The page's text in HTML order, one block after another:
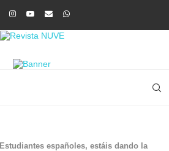
Estudiantes españoles, estáis dando la